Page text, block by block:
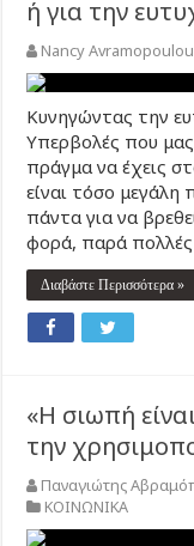
ή για την
Nancy Avramopoulou
Κυνηγώντας την
Υπερβολές που
πράγμα να έχεις
είναι τόσο μεγάλη
πάντα για να
φορά, παρά πολλές
Διαβάστε Περισσότερα »
«Η σιωπή
την
Παναγιώτης
ΚΟΙΝΩΝΙΚΑ